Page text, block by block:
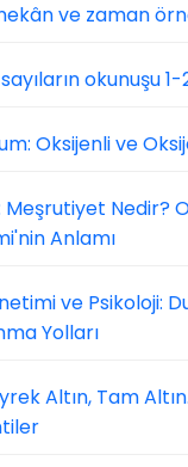
ve zaman
sayıların okunuşu
Oksijenli ve
Meşrutiyet Nedir?
Anlamı
ve Psikoloji:
Yolları
Altın, Tam